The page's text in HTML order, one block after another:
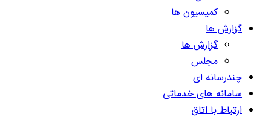
کمیسیون ها
گزارش ها
گزارش ها
مجلس
چندرسانه ای
سامانه های خدماتی
ارتباط با اتاق